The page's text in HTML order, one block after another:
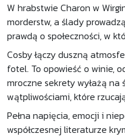
W hrabstwie Charon w
morderstw, a ślady
prawdą o społeczności, w
Cosby łączy duszną
fotel. To opowieść o winie,
mroczne sekrety wyłażą na
wątpliwościami, które
Pełna napięcia, emocji i
współczesnej literaturze